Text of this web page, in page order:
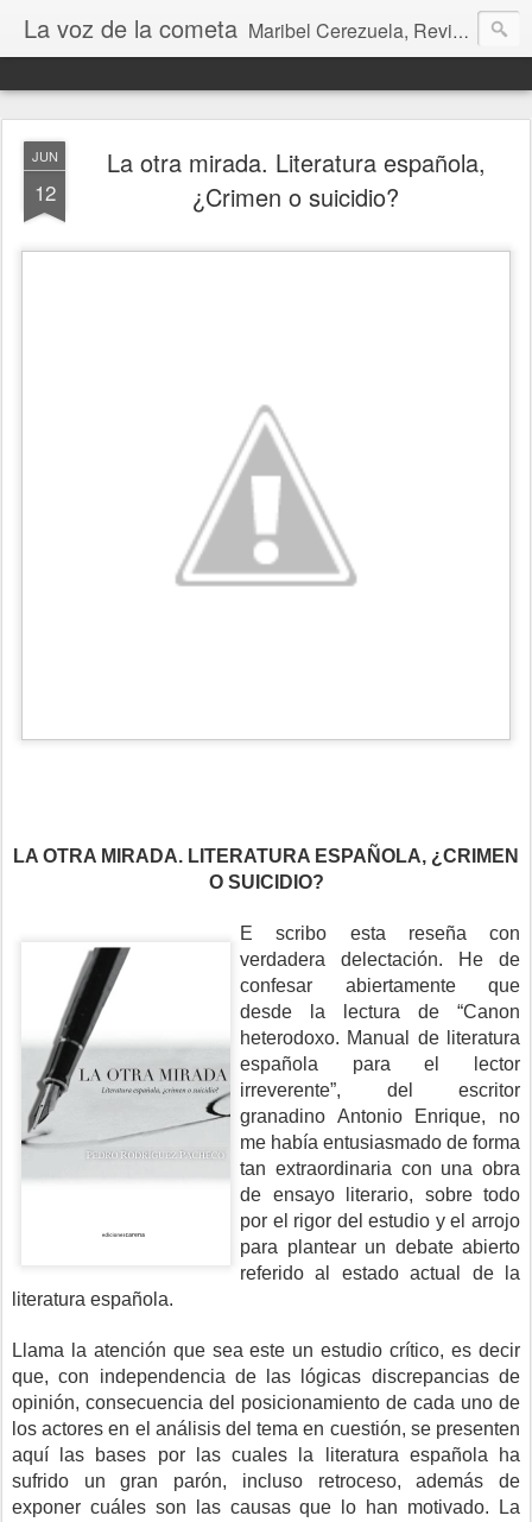
La voz de la cometa Maribel Cerezuela, Revista cultural, Diario voz, La magia de las artes. Tu voz en Internet, Cultura, Literatura, Revista, Fotografías, Audio, Entrevistas, Arte, Ajedrez, Lecturas
JUN
12
La otra mirada. Literatura española,
¿Crimen o suicidio?
LA OTRA MIRADA. LITERATURA ESPAÑOLA, ¿CRIMEN
O SUICIDIO?
E
scribo esta reseña con
verdadera delectación. He de
confesar abiertamente que
desde la lectura de “Canon
heterodoxo. Manual de literatura
española para el lector
irreverente”, del escritor
granadino Antonio Enrique, no
me había entusiasmado de forma
tan extraordinaria con una obra
de ensayo literario, sobre todo
por el rigor del estudio y el arrojo
para plantear un debate abierto
referido al estado actual de la
literatura española.
Llama la atención que sea este un estudio crítico, es decir
que, con independencia de las lógicas discrepancias de
opinión, consecuencia del posicionamiento de cada uno de
los actores en el análisis del tema en cuestión, se presenten
aquí las bases por las cuales la literatura española ha
sufrido un gran parón, incluso retroceso, además de
exponer cuáles son las causas que lo han motivado. La